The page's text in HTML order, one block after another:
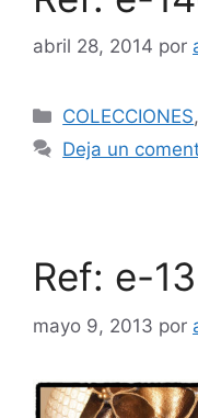
abril 28, 2014 por
COLECCIONES,
Deja un
Ref: e-
mayo 9, 2013 por